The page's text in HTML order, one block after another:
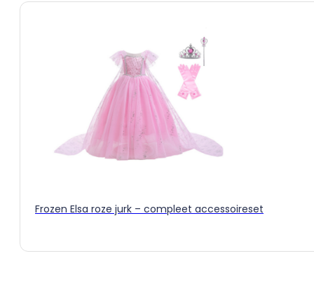
Frozen Elsa roze jurk – compleet accessoireset
gekozen
worden